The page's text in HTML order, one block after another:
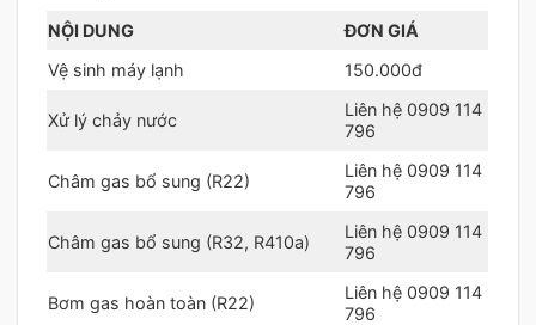
NỘI DUNG
ĐƠN GIÁ
Vệ sinh máy lạnh
150.000đ
Xử lý chảy nước
Liên hệ 0909 114
796
Châm gas bổ sung (R22)
Liên hệ 0909 114
796
Châm gas bổ sung (R32, R410a)
Liên hệ 0909 114
796
Bơm gas hoàn toàn (R22)
Liên hệ 0909 114
796